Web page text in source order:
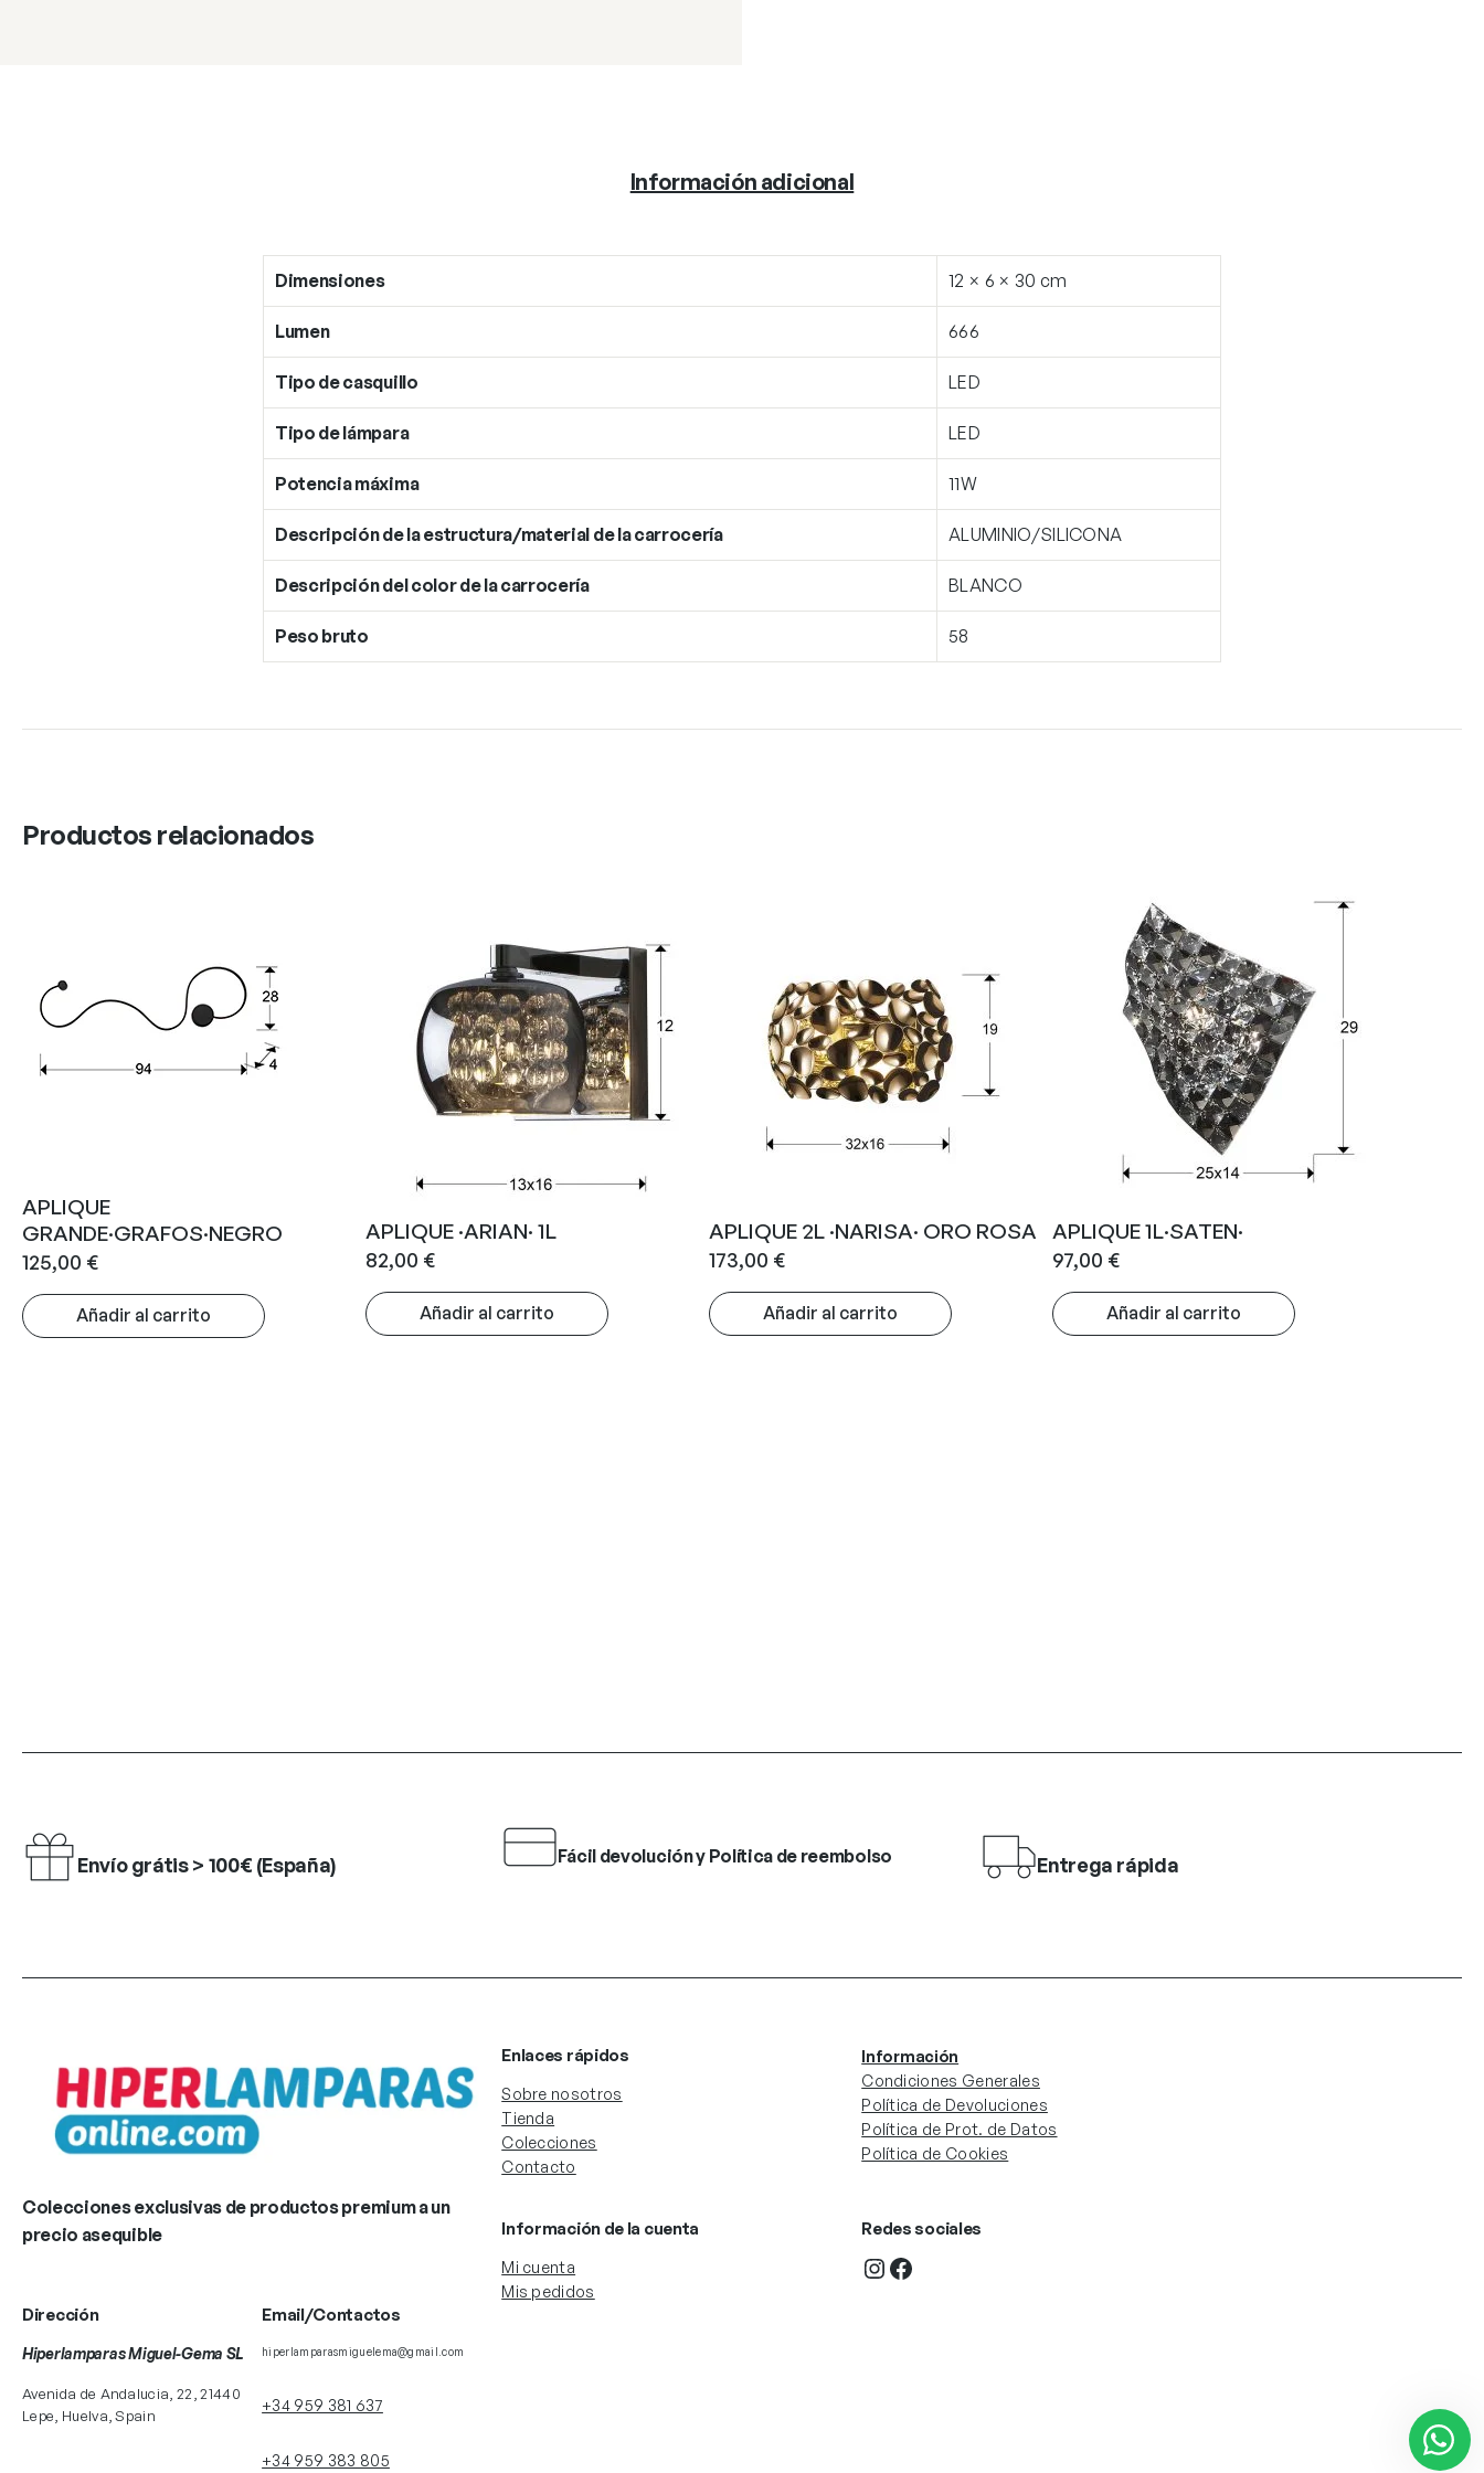
Información adicional
Dimensiones 12 × 6 × 30 cm
Lumen 666
Tipo de casquillo LED
Tipo de lámpara LED
Potencia máxima 11W
Descripción de la estructura/material de la carrocería ALUMINIO/SILICONA
Descripción del color de la carrocería BLANCO
Peso bruto 58
Productos relacionados
APLIQUE
GRANDE·GRAFOS·NEGRO
125,00 €
Añadir al carrito
APLIQUE ·ARIAN· 1L
82,00 €
Añadir al carrito
APLIQUE 2L ·NARISA· ORO ROSA
173,00 €
Añadir al carrito
APLIQUE 1L·SATEN·
97,00 €
Añadir al carrito
Envío grátis > 100€ (España) Fácil devolución y Política de reembolso Entrega rápida
Colecciones exclusivas de productos premium a un
precio asequible
Dirección
Hiperlamparas Miguel-Gema SL
Avenida de Andalucia, 22, 21440
Lepe, Huelva, Spain
Email/Contactos
hiperlamparasmiguelema@gmail.com
+34 959 381 637
+34 959 383 805
Enlaces rápidos
Sobre nosotros
Tienda
Colecciones
Contacto
Información
Condiciones Generales
Política de Devoluciones
Política de Prot. de Datos
Política de Cookies
Información de la cuenta
Mi cuenta
Mis pedidos
Redes sociales
InstagramFacebook